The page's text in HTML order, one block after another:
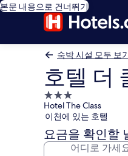
본문 내용으로 건너뛰기
숙박 시설 모두 보
호텔 더
3.0
성
급
숙
박
Hotel The Class
이천에 있는 호텔
요금을 확인할
어디로 가세